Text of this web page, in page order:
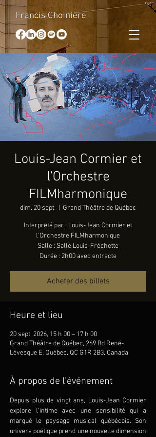
Francis Choinière
Louis-Jean Cormier et
l'Orchestre
FILMharmonique
dim. 20 sept. Grand Théâtre de Québec
Interprété par : Louis-Jean Cormier et
l'Orchestre FILMharmonique
Salle : Salle Louis-Fréchette
Durée : 2h00 avec entracte
Acheter des billets
Heure et lieu
20 sept. 2026, 15 h 00 – 17 h 00
Grand Théâtre de Québec, 269 Bd René-
Lévesque E, Québec, QC G1R 2B3, Canada
À propos de l'événement
Depuis plus de vingt ans, Louis-Jean Cormier
explore l’intime avec une sensibilité qui a
marqué le paysage musical québécois. Son
univers poétique prend une nouvelle dimension